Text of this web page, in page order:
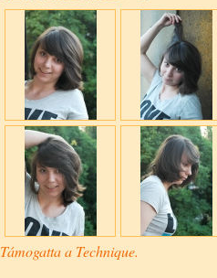
Támogatta a Technique.